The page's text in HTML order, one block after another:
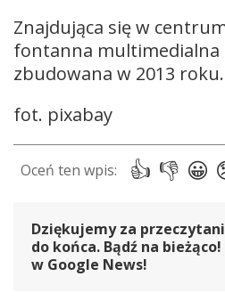
Znajdująca się w
fontanna multimedialna
zbudowana w 2013 roku.
fot. pixabay
Dziękujemy za
do końca. Bądź na bieżąco!
w Google News!